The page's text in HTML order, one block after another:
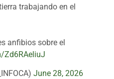
trabajando en el
anfibios sobre el
Zd6RAeliuJ
June 28, 2026